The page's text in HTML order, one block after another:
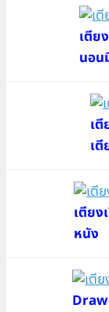
เตีย
นอน
เ
เ
เตียง
หนัง